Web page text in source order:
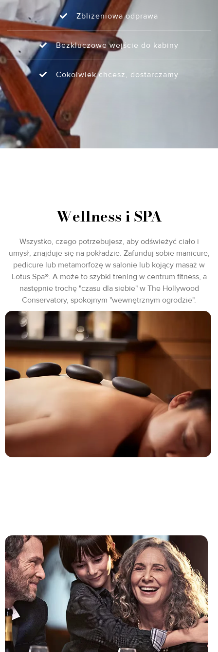
Zbliżeniowa odprawa
Bezkluczowe wejście do kabiny
Cokolwiek chcesz, dostarczamy
Wellness i SPA
Wszystko, czego potrzebujesz, aby odświeżyć ciało i
umysł, znajduje się na pokładzie. Zafunduj sobie manicure,
pedicure lub metamorfozę w salonie lub kojący masaż w
Lotus Spa®. A może to szybki trening w centrum fitness, a
następnie trochę "czasu dla siebie" w The Hollywood
Conservatory, spokojnym "wewnętrznym ogrodzie".